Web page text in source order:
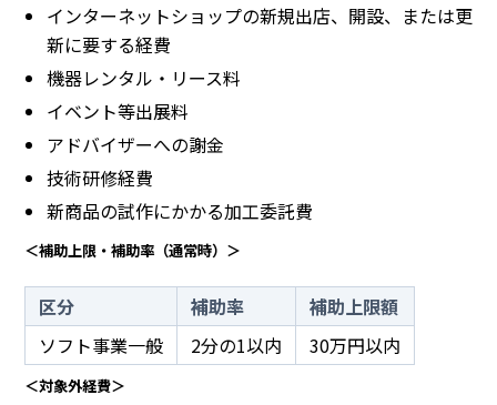
インターネットショップの新規出店、開設、または更
新に要する経費
機器レンタル・リース料
イベント等出展料
アドバイザーへの謝金
技術研修経費
新商品の試作にかかる加工委託費
＜補助上限・補助率（通常時）＞
区分 補助率
補助上限額
ソフト事業一般
2分の1以内 30万円以内
＜対象外経費＞